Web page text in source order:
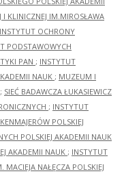
KLINICZNEJ IM.MIROSŁAWA
INSTYTUT OCHRONY
PODSTAWOWYCH
PAN ; INSTYTUT
NAUK ; MUZEUM I
; SIEĆ BADAWCZA ŁUKASIEWICZ
; INSTYTUT
POLSKIEJ
POLSKIEJ AKADEMII NAUK
AKADEMII NAUK ; INSTYTUT
NAŁĘCZA POLSKIEJ